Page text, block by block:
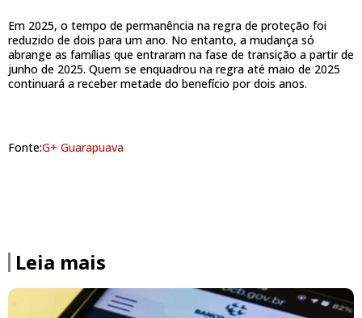
Em 2025, o tempo de permanência na regra de proteção foi
reduzido de dois para um ano. No entanto, a mudança só
abrange as famílias que entraram na fase de transição a partir de
junho de 2025. Quem se enquadrou na regra até maio de 2025
continuará a receber metade do benefício por dois anos.
Fonte:G+ Guarapuava
Leia mais